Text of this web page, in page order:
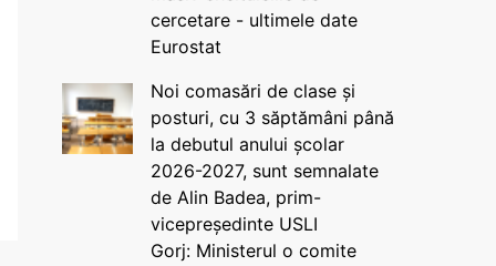
cercetare - ultimele date
Eurostat
Noi comasări de clase și
posturi, cu 3 săptămâni până
la debutul anului școlar
2026-2027, sunt semnalate
de Alin Badea, prim-
vicepreședinte USLI
Gorj: Ministerul o comite